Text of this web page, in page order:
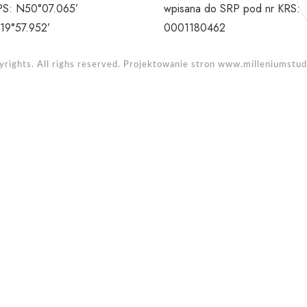
N50°07.065’
wpisana do SRP pod nr KRS:
0001180462
All righs reserved. Projektowanie stron